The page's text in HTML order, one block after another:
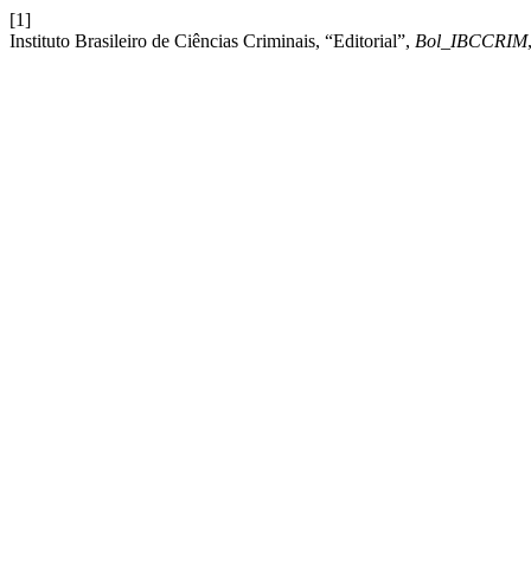
[1]
Instituto Brasileiro de Ciências Criminais, “Editorial”, Bol_IBCCRIM